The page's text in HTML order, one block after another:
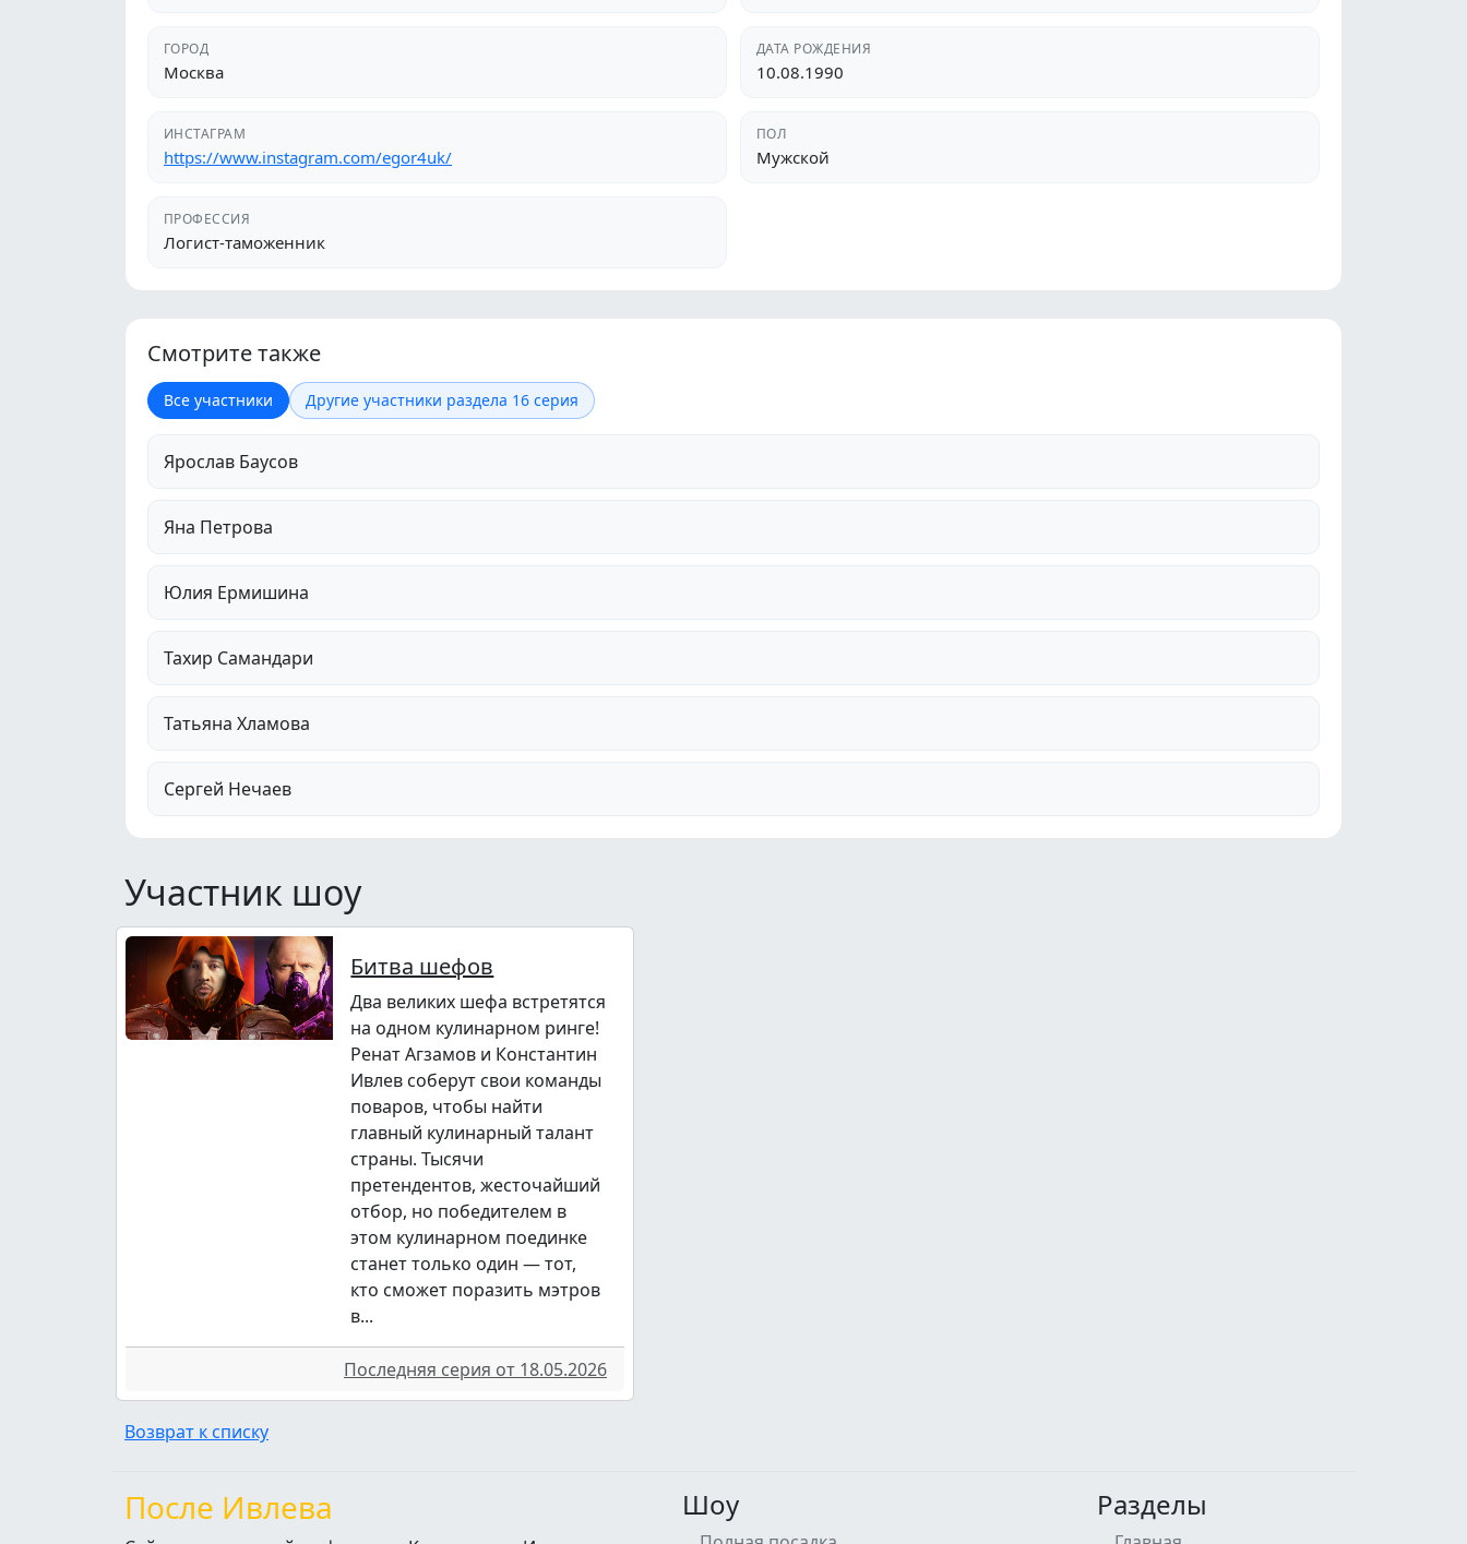
ГОРОД
Москва
ДАТА РОЖДЕНИЯ
10.08.1990
ИНСТАГРАМ
https://www.instagram.com/egor4uk/
ПОЛ
Мужской
ПРОФЕССИЯ
Логист-таможенник
Смотрите также
Все участники Другие участники раздела 16 серия
Ярослав Баусов
Яна Петрова
Юлия Ермишина
Тахир Самандари
Татьяна Хламова
Сергей Нечаев
Участник шоу
Битва шефов
Два великих шефа встретятся
на одном кулинарном ринге!
Ренат Агзамов и Константин
Ивлев соберут свои команды
поваров, чтобы найти
главный кулинарный талант
страны. Тысячи
претендентов, жесточайший
отбор, но победителем в
этом кулинарном поединке
станет только один — тот,
кто сможет поразить мэтров
в...
Последняя серия от 18.05.2026
Возврат к списку
После Ивлева Шоу Разделы